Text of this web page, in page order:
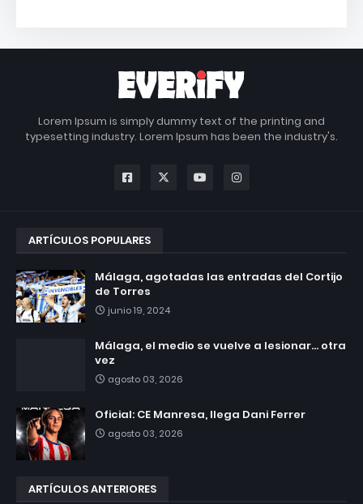
Lorem Ipsum is simply dummy text of the printing and
typesetting industry. Lorem Ipsum has been the industry's.
ARTÍCULOS POPULARES
Málaga, agotadas las entradas del Cortijo
de Torres
junio 19, 2024
Málaga, el medio se vuelve a lesionar... otra
vez
agosto 03, 2026
Oficial: CE Manresa, llega Dani Ferrer
agosto 03, 2026
ARTÍCULOS ANTERIORES